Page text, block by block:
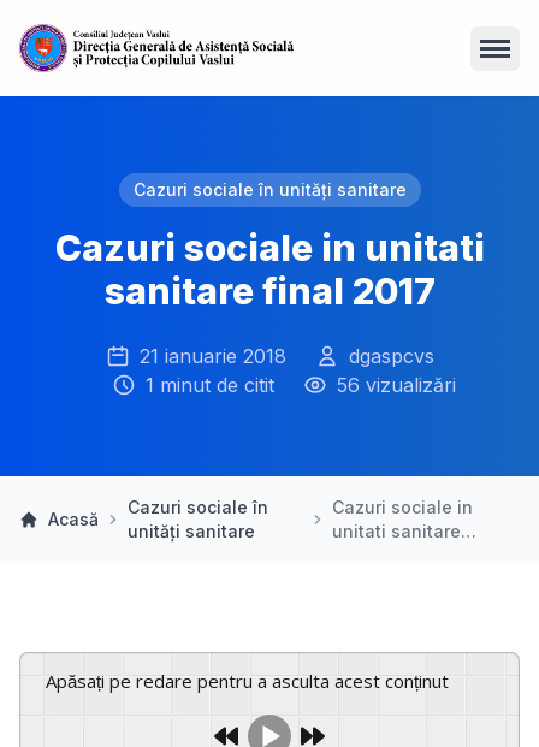
Cazuri sociale în unități sanitare
Cazuri sociale in unitati
sanitare final 2017
21 ianuarie 2018
dgaspcvs
1 minut de citit
56 vizualizări
Acasă
Cazuri sociale în
unități sanitare
Cazuri sociale in
unitati sanitare…
Apăsați pe redare pentru a asculta acest conținut